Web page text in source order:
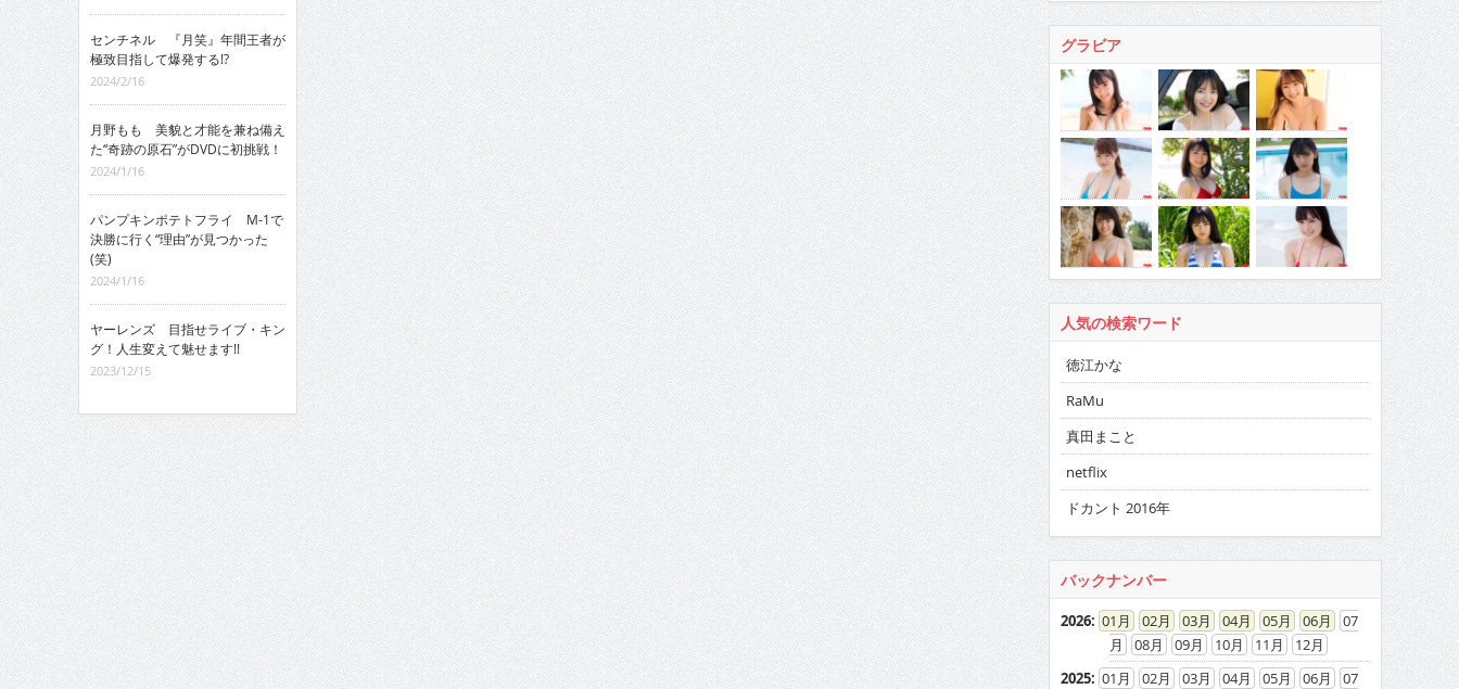
センチネル 『月笑』年間王者が
極致目指して爆発する!?
2024/2/16
月野もも 美貌と才能を兼ね備え
た“奇跡の原石”がDVDに初挑戦！
2024/1/16
パンプキンポテトフライ M-1で
決勝に行く“理由”が見つかった
(笑)
2024/1/16
ヤーレンズ 目指せライブ・キン
グ！人生変えて魅せます!!
2023/12/15
グラビア
人気の検索ワード
徳江かな
RaMu
真田まこと
netflix
ドカント 2016年
バックナンバー
2026: 01 02 03 04 05 06
07
08
09 10 11
12
2025: 01 02 03 04 05 06
07